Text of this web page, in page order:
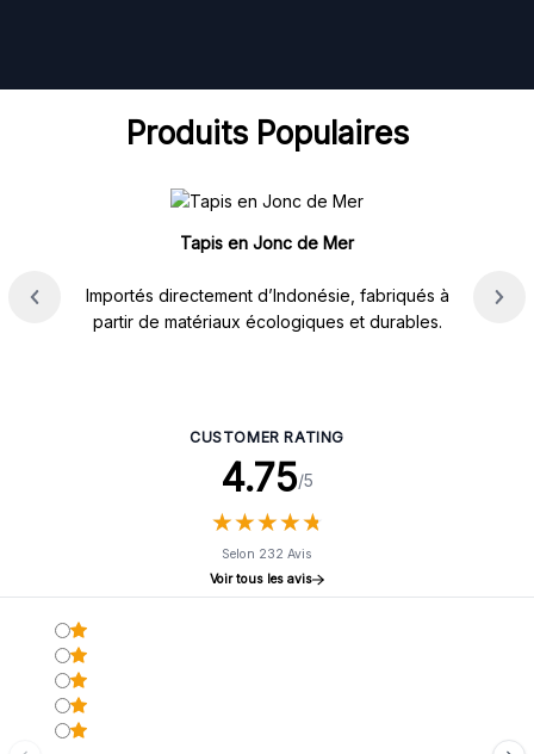
Produits Populaires
Tapis en Jonc de Mer
Importés directement d’Indonésie, fabriqués à
partir de matériaux écologiques et durables.
CUSTOMER RATING
4.75/5
★★★★★
★★★★★
Selon 232 Avis
Voir tous les avis